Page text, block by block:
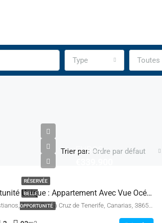
Type
Trier par: Ordre par défaut
RÉSERVÉE
BELLE
OPPORTUNITÉ
EUROS
Opportunité Unique : Appartement Avec Vue Océan Et Potentiel Locatif
Los Cristianos, Arona, Santa Cruz de Tenerife, Canarias, 38650, España